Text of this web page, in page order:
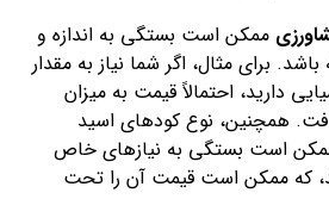
ممکن است بستگی به اندازه و
برای مثال، اگر شما نیاز به مقدار
دارید، احتمالاً قیمت به میزان
همچنین، نوع کودهای اسید
است بستگی به نیازهای خاص
که ممکن است قیمت آن را تحت